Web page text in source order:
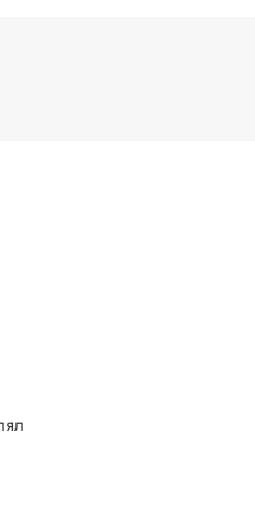
ZR03, MN2400)